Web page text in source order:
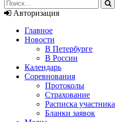
Авторизация
Главное
Новости
В Петербурге
В России
Календарь
Соревнования
Протоколы
Страхование
Расписка участника
Бланки заявок